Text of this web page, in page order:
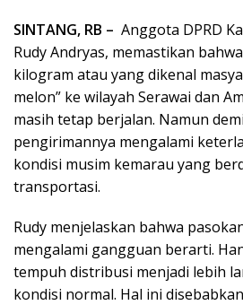
SINTANG, RB – Anggota DPRD
Rudy Andryas, memastikan
kilogram atau yang dikenal
melon” ke wilayah Serawai dan
masih tetap berjalan. Namun
pengirimannya mengalami
kondisi musim kemarau yang
transportasi.
Rudy menjelaskan bahwa
mengalami gangguan berarti.
tempuh distribusi menjadi lebih
kondisi normal. Hal ini